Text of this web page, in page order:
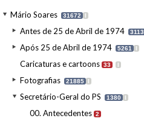
Mário Soares 31672 I
Antes de 25 de Abril de 1974 3113
Após 25 de Abril de 1974 5261 I
Caricaturas e cartoons 33 I
Fotografias 21885 I
Secretário-Geral do PS 1380 I
00. Antecedentes 2